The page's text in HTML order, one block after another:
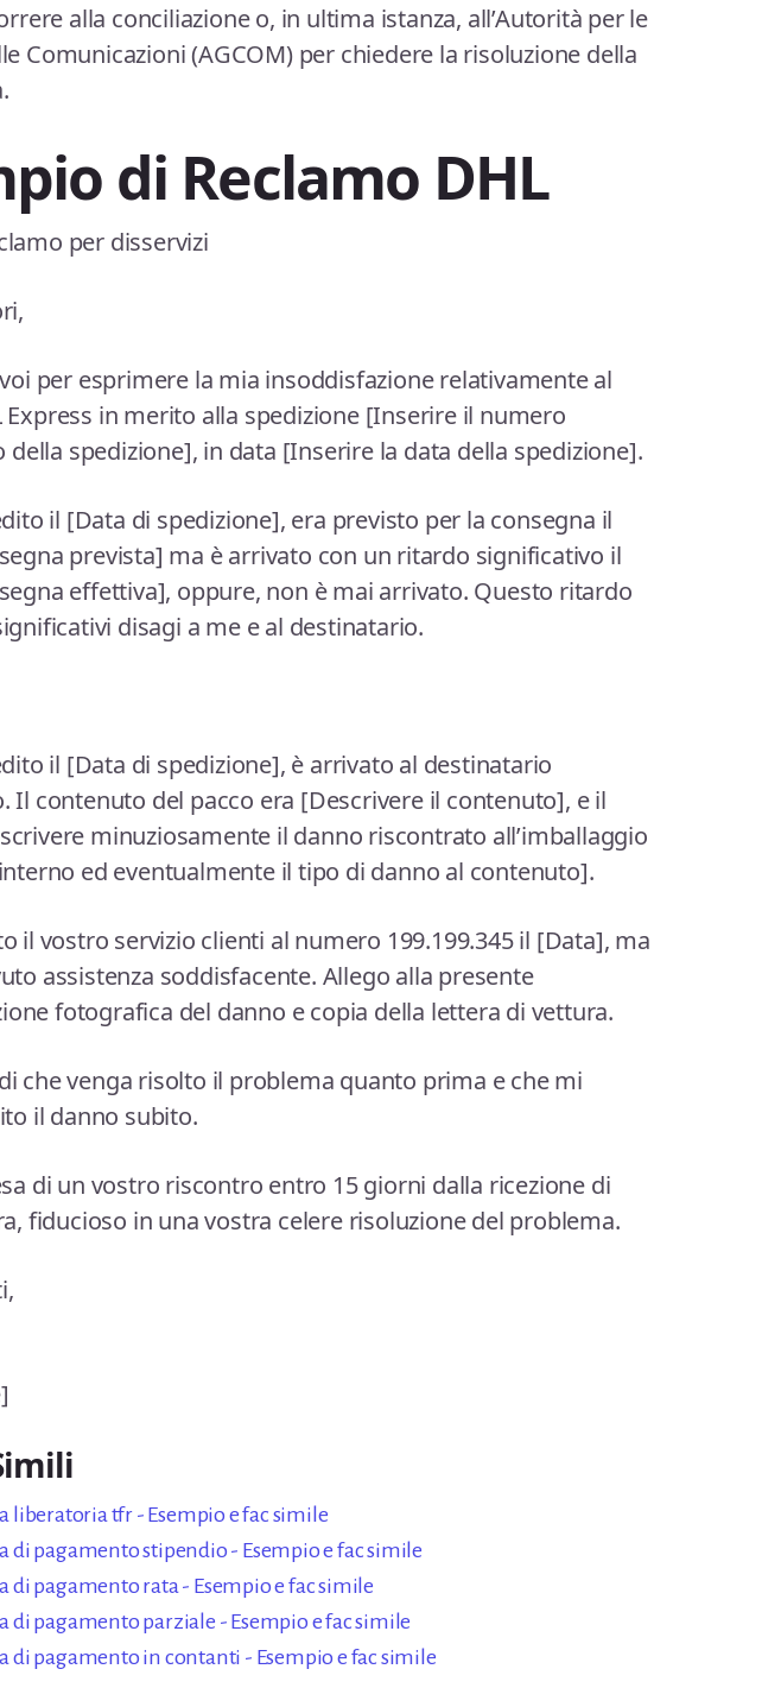
alla conciliazione o, in ultima istanza, all’Autorità per le
Comunicazioni (AGCOM) per chiedere la risoluzione della
di Reclamo DHL
per disservizi
per esprimere la mia insoddisfazione relativamente al
Express in merito alla spedizione [Inserire il numero
della spedizione], in data [Inserire la data della spedizione].
il [Data di spedizione], era previsto per la consegna il
prevista] ma è arrivato con un ritardo significativo il
effettiva], oppure, non è mai arrivato. Questo ritardo
disagi a me e al destinatario.
il [Data di spedizione], è arrivato al destinatario
Il contenuto del pacco era [Descrivere il contenuto], e il
minuziosamente il danno riscontrato all’imballaggio
ed eventualmente il tipo di danno al contenuto].
il vostro servizio clienti al numero 199.199.345 il [Data], ma
assistenza soddisfacente. Allego alla presente
fotografica del danno e copia della lettera di vettura.
che venga risolto il problema quanto prima e che mi
il danno subito.
di un vostro riscontro entro 15 giorni dalla ricezione di
fiducioso in una vostra celere risoluzione del problema.
liberatoria tfr - Esempio e fac simile
di pagamento stipendio - Esempio e fac simile
di pagamento rata - Esempio e fac simile
di pagamento parziale - Esempio e fac simile
di pagamento in contanti - Esempio e fac simile